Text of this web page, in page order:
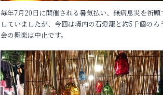
毎年7月20日に開催される暑気払い、無病息災を祈
していましたが、今回は境内の石燈籠と約5千個の
会の舞楽は中止です。